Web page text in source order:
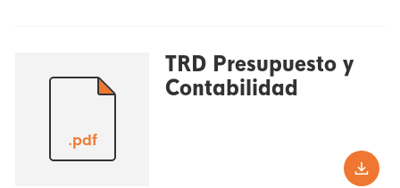
.pdf
TRD Presupuesto y
Contabilidad